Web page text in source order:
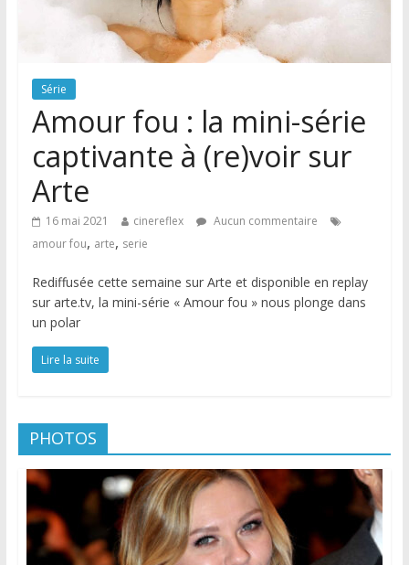
Série
Amour fou : la mini-série
captivante à (re)voir sur
Arte
16 mai 2021 cinereflex
Aucun commentaire
amour fou, arte, serie
Rediffusée cette semaine sur Arte et disponible en replay
sur arte.tv, la mini-série « Amour fou » nous plonge dans
un polar
Lire la suite
PHOTOS